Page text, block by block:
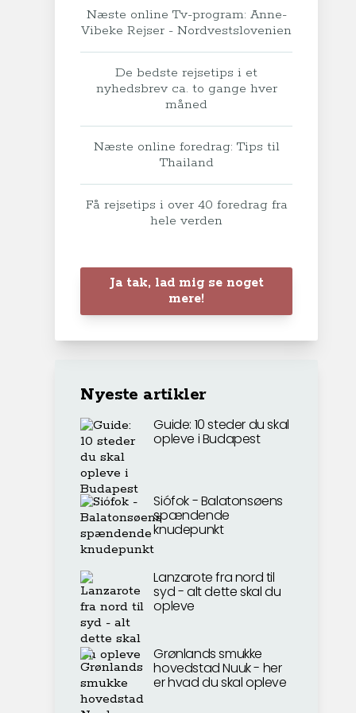
Næste online Tv-program: Anne-
Vibeke Rejser - Nordvestslovenien
De bedste rejsetips i et
nyhedsbrev ca. to gange hver
måned
Næste online foredrag: Tips til
Thailand
Få rejsetips i over 40 foredrag fra
hele verden
Ja tak, lad mig se noget
mere!
Nyeste artikler
Guide: 10 steder du skal
opleve i Budapest
Siófok - Balatonsøens
spændende
knudepunkt
Lanzarote fra nord til
syd - alt dette skal du
opleve
Grønlands smukke
hovedstad Nuuk - her
er hvad du skal opleve